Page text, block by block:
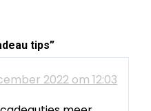
tips”
2022 om 12:03